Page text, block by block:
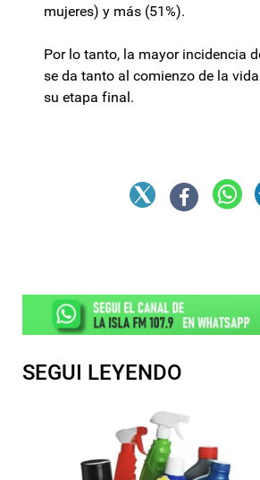
mujeres) y más (51%).
Por lo tanto, la mayor incidencia
se da tanto al comienzo de la
su etapa final.
SEGUI LEYENDO